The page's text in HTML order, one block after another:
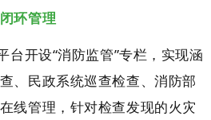
环管理
台开设“消防监管”专栏，实现涵
、民政系统巡查检查、消防部
线管理，针对检查发现的火灾